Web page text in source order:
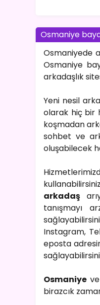
Osmaniye
Osmaniyede
Osmaniye
arkadaşlık
Yeni nesil
olarak hiç bir
koşmadan
sohbet ve
oluşabilecek
arkadaş
tanışmayı
Instagram,
eposta
Osmaniye
birazcık